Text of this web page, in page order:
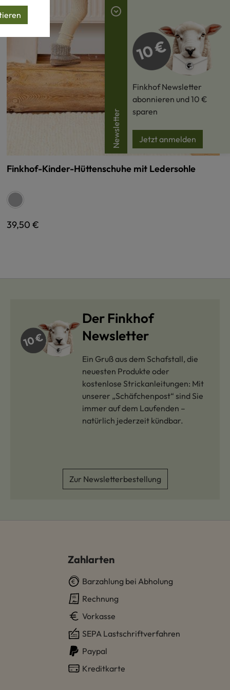
Finkhof-Kinder-Hüttenschuhe mit Ledersohle
Farbe
hellgrau
Regulärer Preis:
39,50 €
Der Finkhof
Newsletter
Ein Gruß aus dem Schafstall, die
neuesten Produkte oder
kostenlose Strickanleitungen: Mit
unserer „Schäfchenpost“ sind Sie
immer auf dem Laufenden –
natürlich jederzeit kündbar.
Zur Newsletterbestellung
Zahlarten
Barzahlung bei Abholung
Rechnung
Vorkasse
SEPA Lastschriftverfahren
Paypal
Kreditkarte
Newsletter
Finkhof Newsletter
abonnieren und 10 €
sparen
Jetzt anmelden